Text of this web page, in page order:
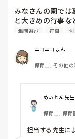
・各クラス内で
る子どもの様子
・園長、主任か
・各担当の仕事
このような感じ
各クラスから代
したよ(*^_^*)
みなさんの園では
と大きめの行事
れますか？
集団遊び 行事
ニコニコまん
保育士, その他
めいとん先生
保育士, 保育
担当する先生に